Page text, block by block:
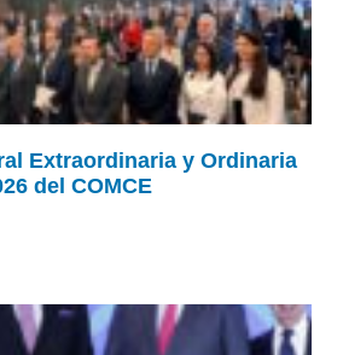
Extraordinaria y Ordinaria
del COMCE